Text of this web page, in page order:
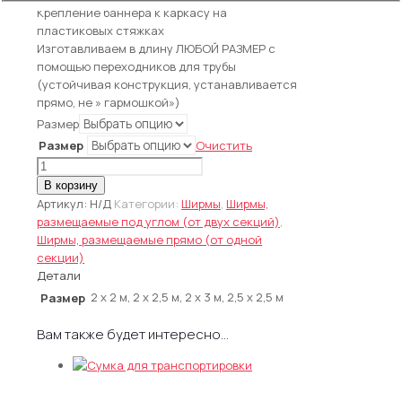
Крепление баннера к каркасу на
пластиковых стяжках
Изготавливаем в длину ЛЮБОЙ РАЗМЕР с
помощью переходников для трубы
(устойчивая конструкция, устанавливается
прямо, не » гармошкой»)
Размер
Размер
Очистить
Количество
товара
Ширма
—
баннер
тип
Б
В корзину
Артикул: Н/Д Категории: Ширмы, Ширмы,
размещаемые под углом (от двух секций),
Ширмы, размещаемые прямо (от одной
секции)
Детали
Размер 2 х 2 м, 2 х 2,5 м, 2 х 3 м, 2,5 х 2,5 м
Вам также будет интересно…